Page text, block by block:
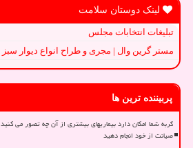
لینک دوستان سلامت
تبلیغات انتخابات مجلس
مستر گرین وال | مجری و طراح انواع دیوار سبز
پربیننده ترین ها
گربه شما امکان دارد بیماریهای بیشتری از آن چه تصور می کنید
صیانت از خود انجام دهید